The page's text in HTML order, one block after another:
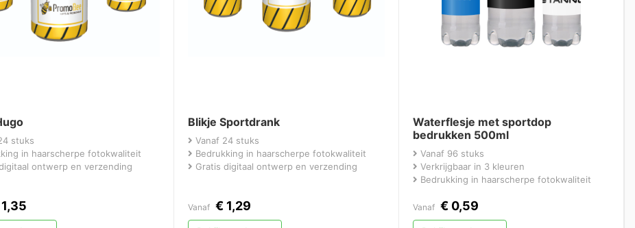
stuks
in haarscherpe fotokwaliteit
ontwerp en verzending
1,35
Blikje Sportdrank
Vanaf 24 stuks
Bedrukking in haarscherpe fotokwaliteit
Gratis digitaal ontwerp en verzending
Vanaf € 1,29
Waterflesje met sportdop
bedrukken 500ml
Vanaf 96 stuks
Verkrijgbaar in 3 kleuren
Bedrukking in haarscherpe fotokwaliteit
Vanaf € 0,59